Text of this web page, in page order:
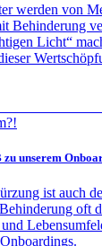
werden von
Behinderung
Licht“
unserem
ist auch
oft